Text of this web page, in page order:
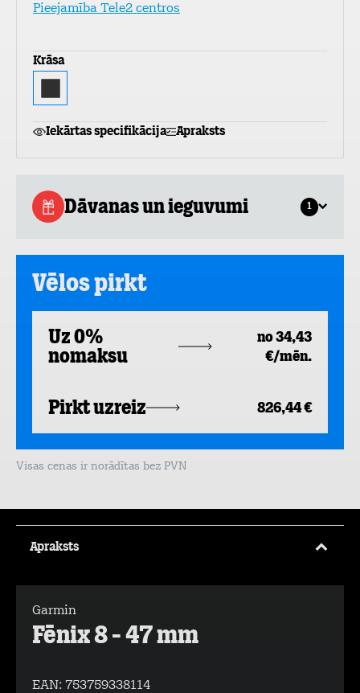
Pieejamība Tele2 centros
Krāsa
Iekārtas specifikācija Apraksts
Dāvanas un ieguvumi 1
Vēlos pirkt
Uz 0%
nomaksu
no 34,43
€/mēn.
Pirkt uzreiz 826,44 €
Visas cenas ir norādītas bez PVN
Apraksts
Garmin
Fēnix 8 - 47 mm
EAN: 753759338114